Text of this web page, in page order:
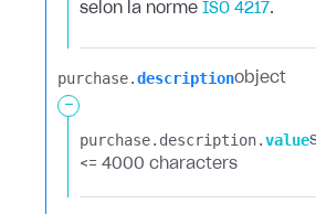
selon la norme ISO 4217.
purchase.​descriptionobject
-
purchase.​ description.​value
<= 4000 characters